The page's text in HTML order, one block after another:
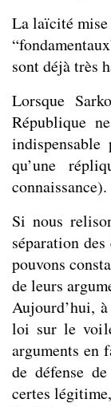
La laïcité
sont déjà très
Lorsque
République
qu’une
connaissance).
Si nous
séparation
pouvons
de leurs
Aujourd’hui,
loi sur le
arguments en
de défense
certes